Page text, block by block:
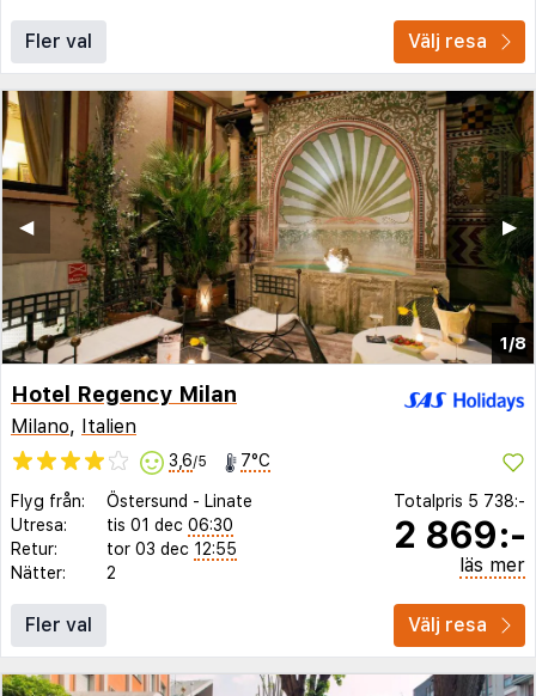
Fler val Välj resa
1/8
▶︎
◀︎
Hotel Regency Milan
Milano, Italien
3,6/5 7°C
Flyg från: Östersund - Linate
Utresa:
tis 01 dec 06:30
Retur:
tor 03 dec 12:55
Nätter:
2
Totalpris 5 738:-
2 869:-
läs mer
Fler val Välj resa